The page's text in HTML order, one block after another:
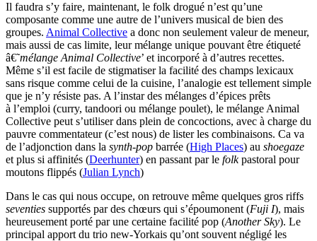
Il faudra s’y faire, maintenant, le folk drogué n’est qu’une
composante comme une autre de l’univers musical de bien des
groupes. Animal Collective a donc non seulement valeur de meneur,
mais aussi de cas limite, leur mélange unique pouvant être étiqueté
â€˜mélange Animal Collective’ et incorporé à d’autres recettes.
Même s’il est facile de stigmatiser la facilité des champs lexicaux
sans risque comme celui de la cuisine, l’analogie est tellement simple
que je n’y résiste pas. A l’instar des mélanges d’épices prêts
à l’emploi (curry, tandoori ou mélange poulet), le mélange Animal
Collective peut s’utiliser dans plein de concoctions, avec à charge du
pauvre commentateur (c’est nous) de lister les combinaisons. Ca va
de l’adjonction dans la synth-pop barrée (High Places) au shoegaze
et plus si affinités (Deerhunter) en passant par le folkpastoral pour
moutons flippés (Julian Lynch)
Dans le cas qui nous occupe, on retrouve même quelques gros riffs
seventies supportés par des chœurs qui s’époumonent (Fuji I), mais
heureusement porté par une certaine facilité pop (Another Sky). Le
principal apport du trio new-Yorkais qu’ont souvent négligé les